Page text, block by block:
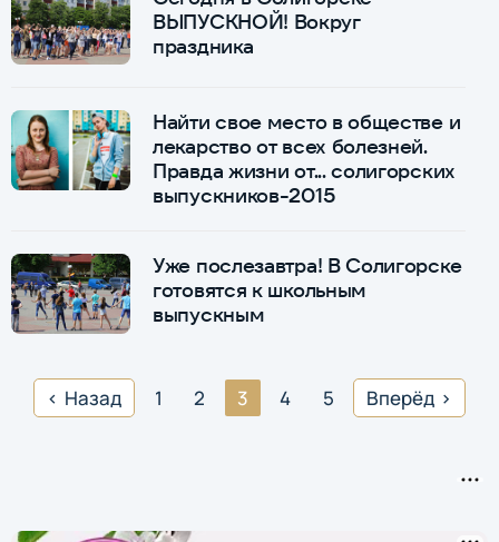
ВЫПУСКНОЙ! Вокруг
праздника
Найти свое место в обществе и
лекарство от всех болезней.
Правда жизни от... солигорских
выпускников-2015
Уже послезавтра! В Солигорске
готовятся к школьным
выпускным
Назад 1 2 3 4 5 Вперёд